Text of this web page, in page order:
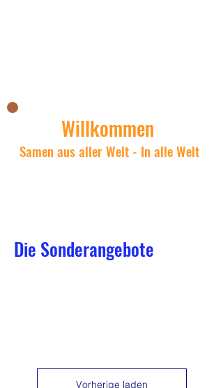
Willkommen
Samen aus aller Welt - In alle Welt
Die Sonderangebote
Vorherige laden